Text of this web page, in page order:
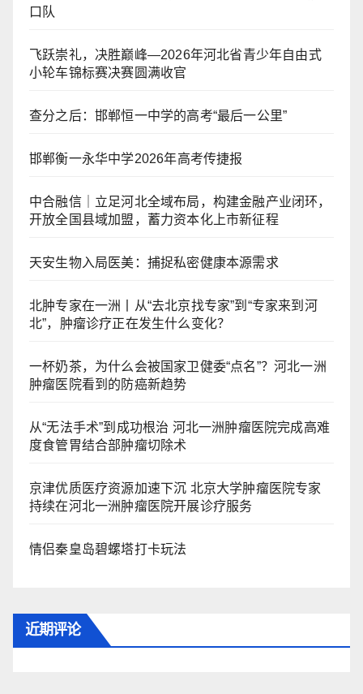
口队
飞跃崇礼，决胜巅峰—2026年河北省青少年自由式
小轮车锦标赛决赛圆满收官
查分之后：邯郸恒一中学的高考“最后一公里”
邯郸衡一永华中学2026年高考传捷报
中合融信｜立足河北全域布局，构建金融产业闭环，
开放全国县域加盟，蓄力资本化上市新征程
天安生物入局医美：捕捉私密健康本源需求
北肿专家在一洲丨从“去北京找专家”到“专家来到河
北”，肿瘤诊疗正在发生什么变化？
一杯奶茶，为什么会被国家卫健委“点名”？河北一洲
肿瘤医院看到的防癌新趋势
从“无法手术”到成功根治 河北一洲肿瘤医院完成高难
度食管胃结合部肿瘤切除术
京津优质医疗资源加速下沉 北京大学肿瘤医院专家
持续在河北一洲肿瘤医院开展诊疗服务
情侣秦皇岛碧螺塔打卡玩法
近期评论